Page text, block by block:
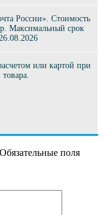
России». Стоимость
Максимальный срок
или картой при
Обязательные поля